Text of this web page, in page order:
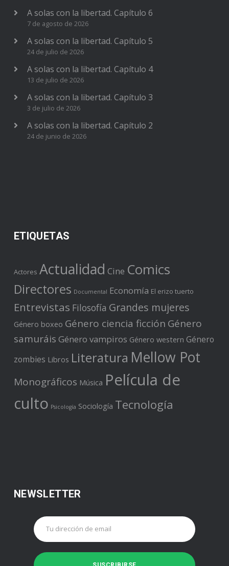
A solas con la libertad. Capítulo 6
7 de agosto de 2026
A solas con la libertad. Capítulo 5
24 de julio de 2026
A solas con la libertad. Capítulo 4
13 de julio de 2026
A solas con la libertad. Capítulo 3
3 de julio de 2026
A solas con la libertad. Capítulo 2
24 de junio de 2026
ETIQUETAS
Actores Actualidad Cine Comics
Directores Documental Economía El erizo tuerto
Entrevistas Filosofía Grandes mujeres
Género boxeo Género ciencia ficción Género
samuráis Género vampiros Género western Género
zombies Libros Literatura Mellow Pot
Monográficos Música Película de
culto Psicología Sociología Tecnología
NEWSLETTER